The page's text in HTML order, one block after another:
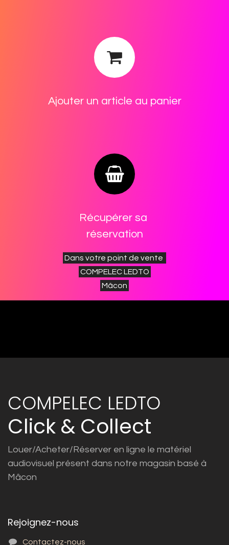
Ajouter un article au ​panier
Récupérer sa
réservation
Dans votre point de vente
COMPELEC LEDTO
Mâcon
COMPELEC LEDTO
Click & Collect
Louer/Acheter/Réserver en ligne le matériel
audiovisuel présent dans notre magasin basé à
Mâcon
Rejoignez-nous
Contactez-nous